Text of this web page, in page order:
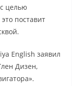
целью
поставит
English заявил
Дизен,